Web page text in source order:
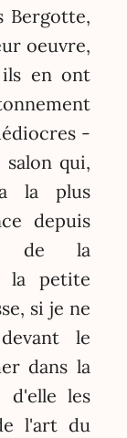
Bergotte,
oeuvre,
en ont
-
salon qui,
la plus
depuis
de la
la petite
si je ne
le
dans la
d'elle les
l'art du